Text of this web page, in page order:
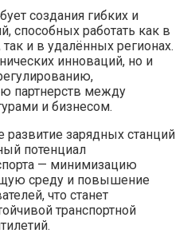
создания гибких и
способных работать как в
и в удалённых регионах.
инноваций, но и
партнерств между
и бизнесом.
развитие зарядных станций
потенциал
— минимизацию
среду и повышение
что станет
транспортной